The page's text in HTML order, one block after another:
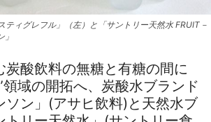
ティグレフル」（左）と「サントリー天然水 FRUIT－
酸飲料の無糖と有糖の間に
領域の開拓へ、炭酸水ブランド
ソン」(アサヒ飲料)と天然水ブ